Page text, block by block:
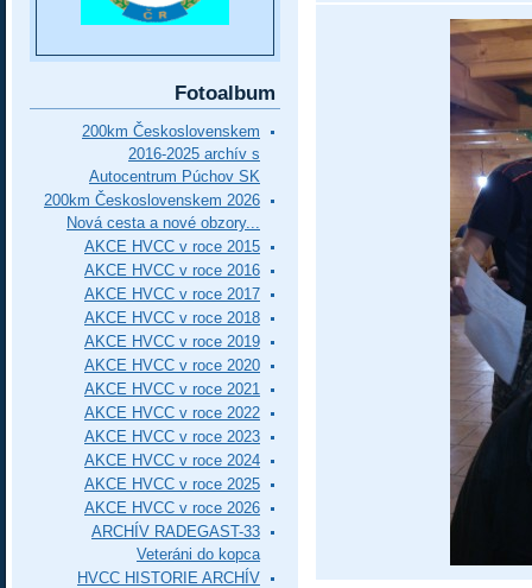
Fotoalbum
200km Československem
2016-2025 archív s
Autocentrum Púchov SK
200km Československem 2026
Nová cesta a nové obzory...
AKCE HVCC v roce 2015
AKCE HVCC v roce 2016
AKCE HVCC v roce 2017
AKCE HVCC v roce 2018
AKCE HVCC v roce 2019
AKCE HVCC v roce 2020
AKCE HVCC v roce 2021
AKCE HVCC v roce 2022
AKCE HVCC v roce 2023
AKCE HVCC v roce 2024
AKCE HVCC v roce 2025
AKCE HVCC v roce 2026
ARCHÍV RADEGAST-33
Veteráni do kopca
HVCC HISTORIE ARCHÍV